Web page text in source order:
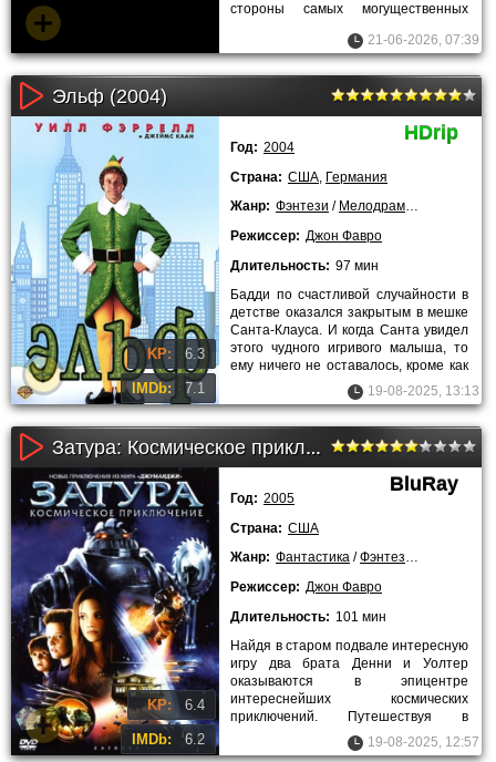
стороны самых могущественных
21-06-2026, 07:39
Эльф (2004)
KP: 6.3
IMDb: 7.1
HDrip
Год: 2004
Страна: США Германия
Жанр: Фэнтези / Мелодрамы /
Режиссер: Джон Фавро
Длительность: 97 мин
Бадди по счастливой случайности в
детстве оказался закрытым в мешке
Санта-Клауса. И когда Санта увидел
этого чудного игривого малыша, то
ему ничего не оставалось, кроме как
19-08-2025, 13:13
Затура: Космическое приключение (2005)
KP: 6.4
IMDb: 6.2
BluRay
Год: 2005
Страна: США
Жанр: Фантастика /Фэнтези /
Режиссер: Джон Фавро
Длительность: 101 мин
Найдя в старом подвале интересную
игру два брата Денни и Уолтер
оказываются в эпицентре
интереснейших космических
приключений. Путешествуя в
открытом космосе, братья
сталкиваются с
19-08-2025, 12:57